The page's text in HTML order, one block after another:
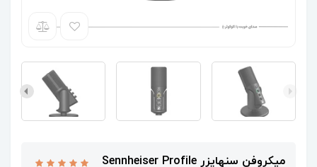
میکروفن سنهایزر Sennheiser Profile